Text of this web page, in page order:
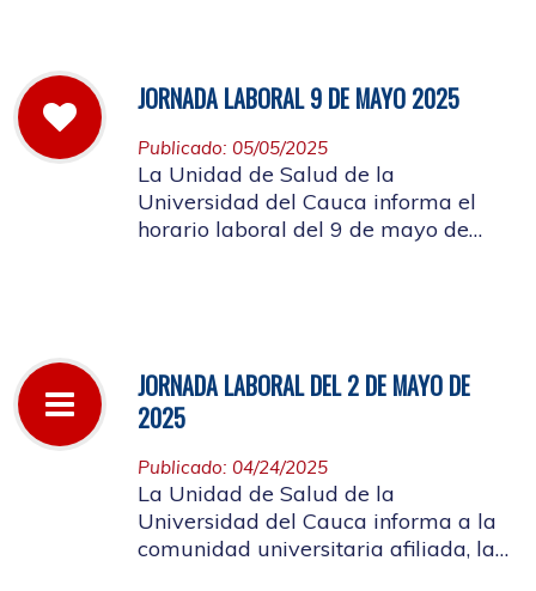
JORNADA LABORAL 9 DE MAYO 2025
Publicado: 05/05/2025
La Unidad de Salud de la
Universidad del Cauca informa el
horario laboral del 9 de mayo de
JORNADA LABORAL DEL 2 DE MAYO DE
2025
Publicado: 04/24/2025
La Unidad de Salud de la
Universidad del Cauca informa a la
comunidad universitaria afiliada, la